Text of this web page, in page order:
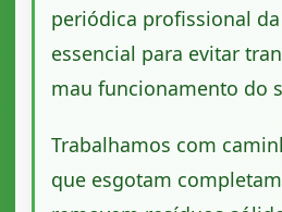
periódica profissional
essencial para evitar
mau funcionamento do
Trabalhamos com
que esgotam